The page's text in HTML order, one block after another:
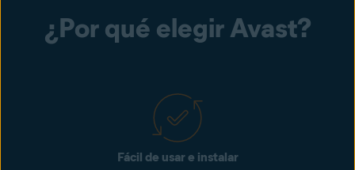
¿Por qué elegir Avast?
Fácil de usar e instalar